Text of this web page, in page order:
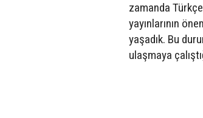
zamanda
yayınlarının
yaşadık. Bu
ulaşmaya